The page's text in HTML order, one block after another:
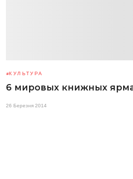
КУЛЬТУРА
6 мировых книжных
26 Березня 2014